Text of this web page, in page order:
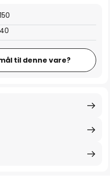
150
40
til denne vare?